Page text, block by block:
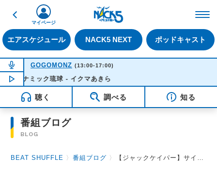
戻る
エアスケジュール NACK5 NEXT ポッドキャスト
マイページ
NOW ON AIR
GOGOMONZ (13:00-17:00)
NOW PLAYING14:10
イナミック琉球 - イクマあきら
聴く 調べる 知る
番組ブログ
BLOG
BEAT SHUFFLE 〉番組ブログ 〉 【ジャックケイパー】サイン入りステッカープレゼント